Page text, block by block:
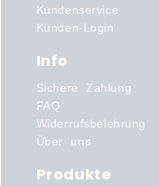
Kundenservice
Kunden-Login
Info
Sichere Zahlung
FAQ
Widerrufsbelehrung
Über uns
Produkte